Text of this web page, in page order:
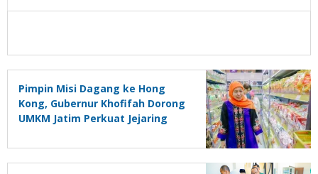
Pimpin Misi Dagang ke Hong
Kong, Gubernur Khofifah Dorong
UMKM Jatim Perkuat Jejaring